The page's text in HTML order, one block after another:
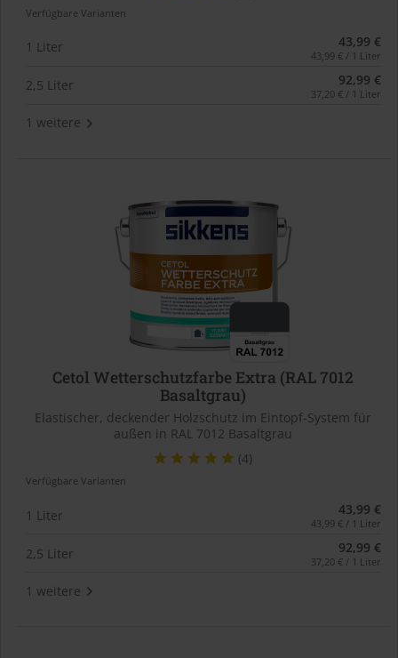
Verfügbare Varianten
1 Liter 43,99 €
43,99 € / 1 Liter
2,5 Liter 92,99 €
37,20 € / 1 Liter
1 weitere
Cetol Wetterschutzfarbe Extra (RAL 7012
Basaltgrau)
Elastischer, deckender Holzschutz im Eintopf-System für
außen in RAL 7012 Basaltgrau
(4)
Verfügbare Varianten
1 Liter 43,99 €
43,99 € / 1 Liter
2,5 Liter 92,99 €
37,20 € / 1 Liter
1 weitere